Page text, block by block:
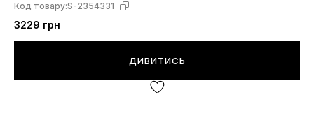
Код товару:S-2354331
3229 грн
ДИВИТИСЬ